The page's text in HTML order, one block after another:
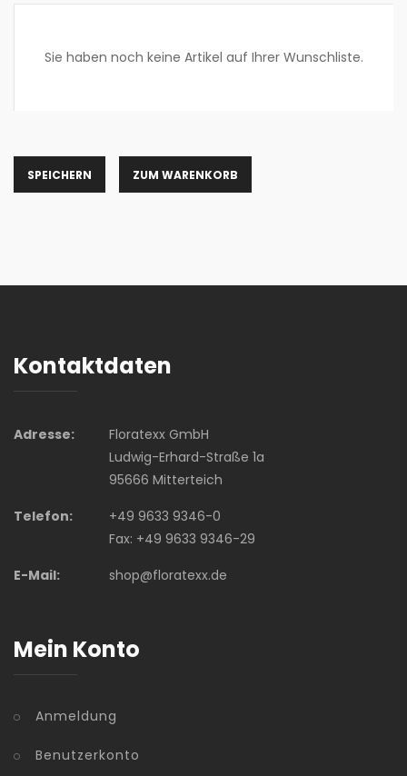
Sie haben noch keine Artikel auf Ihrer Wunschliste.
ZUM WARENKORB
Kontaktdaten
Adresse:
Floratexx GmbH
Ludwig-Erhard-Straße 1a
95666 Mitterteich
Telefon:
+49 9633 9346-0
Fax: +49 9633 9346-29
E-Mail:
shop@floratexx.de
Mein Konto
Anmeldung
Benutzerkonto